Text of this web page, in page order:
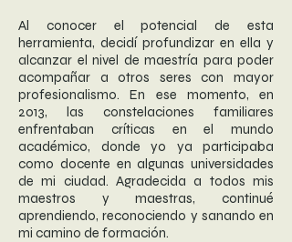
Al conocer el potencial de esta
herramienta, decidí profundizar en ella y
alcanzar el nivel de maestría para poder
acompañar a otros seres con mayor
profesionalismo. En ese momento, en
2013, las constelaciones familiares
enfrentaban críticas en el mundo
académico, donde yo ya participaba
como docente en algunas universidades
de mi ciudad. Agradecida a todos mis
maestros y maestras, continué
aprendiendo, reconociendo y sanando en
mi camino de formación.